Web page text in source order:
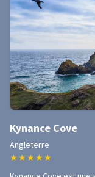
Kynance Cove
Angleterre
★ ★ ★ ★ ★